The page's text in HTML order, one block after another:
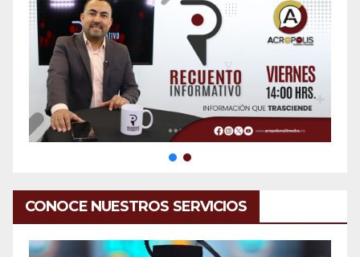
CONOCE NUESTROS SERVICIOS